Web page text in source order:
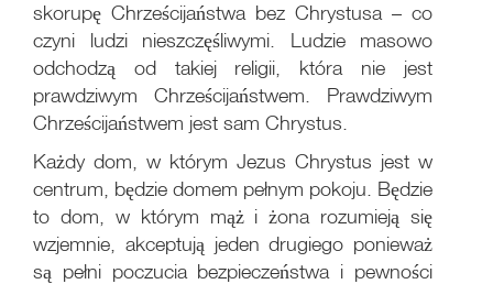
skorupę Chrześcijaństwa bez Chrystusa – co
czyni ludzi nieszczęśliwymi. Ludzie masowo
odchodzą od takiej religii, która nie jest
prawdziwym Chrześcijaństwem. Prawdziwym
Chrześcijaństwem jest sam Chrystus.
Każdy dom, w którym Jezus Chrystus jest w
centrum, będzie domem pełnym pokoju. Będzie
to dom, w którym mąż i żona rozumieją się
wzjemnie, akceptują jeden drugiego ponieważ
są pełni poczucia bezpieczeństwa i pewności